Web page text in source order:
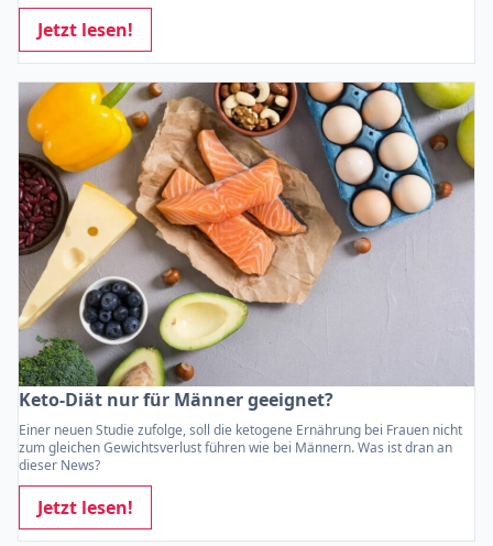
Jetzt lesen!
Keto-Diät nur für Männer geeignet?
Einer neuen Studie zufolge, soll die ketogene Ernährung bei Frauen nicht
zum gleichen Gewichtsverlust führen wie bei Männern. Was ist dran an
dieser News?
Jetzt lesen!